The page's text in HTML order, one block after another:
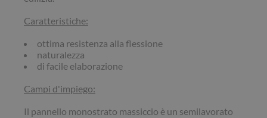
Caratteristiche:
ottima resistenza alla flessione
naturalezza
di facile elaborazione
Campi d'impiego:
Il pannello monostrato massiccio è un semilavorato